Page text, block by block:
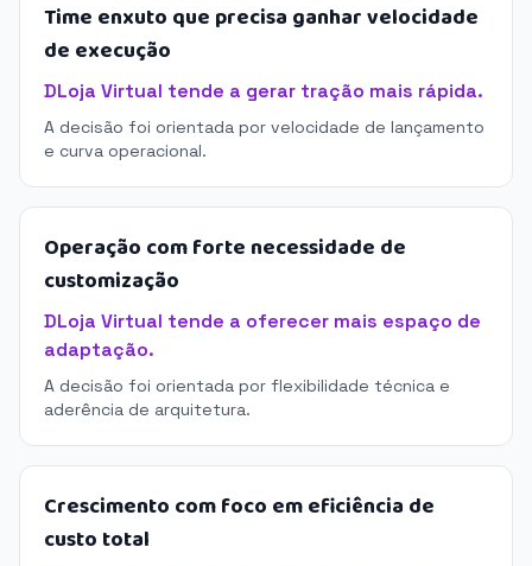
Time enxuto que precisa ganhar velocidade
de execução
DLoja Virtual tende a gerar tração mais rápida.
A decisão foi orientada por velocidade de lançamento
e curva operacional.
Operação com forte necessidade de
customização
DLoja Virtual tende a oferecer mais espaço de
adaptação.
A decisão foi orientada por flexibilidade técnica e
aderência de arquitetura.
Crescimento com foco em eficiência de
custo total